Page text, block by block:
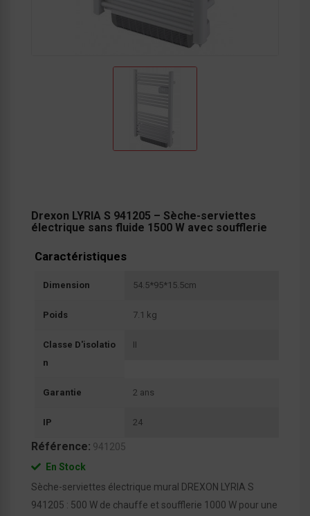
Drexon LYRIA S 941205 – Sèche-serviettes
électrique sans fluide 1500 W avec soufflerie
Caractéristiques
Dimension 54.5*95*15.5cm
Poids 7.1 kg
Classe D'isolatio
N
II
Garantie 2 ans
IP 24
Référence: 941205
En Stock
Sèche-serviettes électrique mural DREXON LYRIA S
941205 : 500 W de chauffe et soufflerie 1000 W pour une